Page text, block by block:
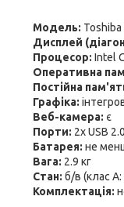
Модель:
Дисплей
Процесор: Intel
Оперативна
Постійна
Графіка:
Веб-камера: є
Порти: 2x USB
Батарея: не
Вага: 2.9 кг
Стан: б/в (клас
Комплектація: